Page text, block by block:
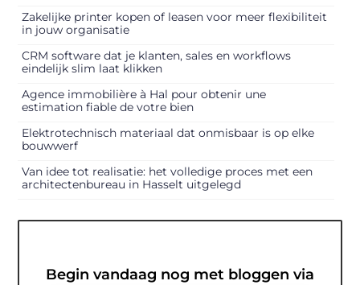
Zakelijke printer kopen of leasen voor meer flexibiliteit
in jouw organisatie
CRM software dat je klanten, sales en workflows
eindelijk slim laat klikken
Agence immobilière à Hal pour obtenir une
estimation fiable de votre bien
Elektrotechnisch materiaal dat onmisbaar is op elke
bouwwerf
Van idee tot realisatie: het volledige proces met een
architectenbureau in Hasselt uitgelegd
Begin vandaag nog met bloggen via